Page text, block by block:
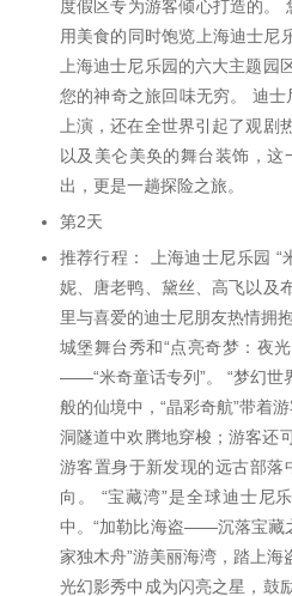
度假区专为游客倾心打造的。
用美食的同时饱览上海迪士尼
上海迪士尼乐园的六大主题
您的神奇之旅回味无穷。 迪
上演，还在全世界引起了观
以及美仑美奂的舞台装饰，
出，更是一趟探险之旅。
第2天
推荐行程： 上海迪士尼乐园 “
妮、唐老鸭、黛丝、高飞以及
里与喜爱的迪士尼朋友热情拥
城堡舞台秀和“点亮奇梦：夜
——“米奇童话专列”。 “梦幻世
般的仙境中，“晶彩奇航”带着
洞隧道中欢腾地穿梭；游客还
游客置身于新发现的远古部
向。 “宝藏湾”是全球迪士尼
中。“加勒比海盗——沉落宝藏
家独木舟”游美丽海湾，踏上海
光幻影秀中成为闪亮之星，鼓